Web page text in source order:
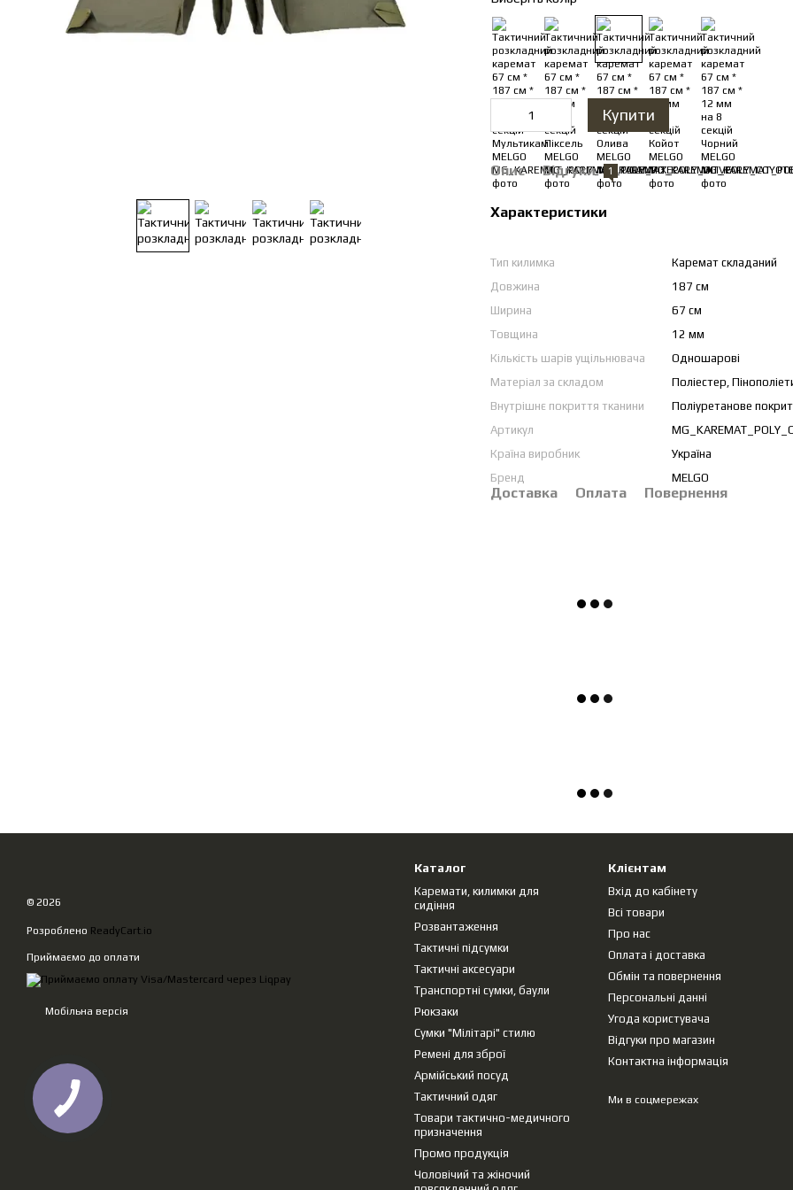
Купити
Опис Відгуки 1
Характеристики
Тип килимка
Каремат складаний
Довжина
187 см
Ширина
67 см
Товщина
12 мм
Кількість шарів ущільнювача
Одношарові
Матеріал за складом
Поліестер,
Внутрішнє покриття тканини
Поліуретанове
Артикул
Країна виробник
Україна
Бренд
MELGO
Доставка Оплата Повернення
© 2026
Розроблено ReadyCart.io
Приймаємо до оплати
Мобільна версія
Каталог
Каремати, килимки для
сидіння
Розвантаження
Тактичні підсумки
Тактичні аксесуари
Транспортні сумки, баули
Рюкзаки
Сумки "Мілітарі" стилю
Ремені для зброї
Армійський посуд
Тактичний одяг
Товари тактично-медичного
призначення
Промо продукція
Чоловічий та жіночий
Клієнтам
Вхід до кабінету
Всі товари
Про нас
Оплата і доставка
Обмін та повернення
Персональні данні
Угода користувача
Відгуки про магазин
Контактна інформація
Ми в соцмережах